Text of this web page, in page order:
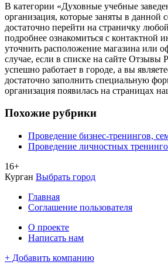
В категории «Духовные учебные
организация, которые заняты в данной
достаточно перейти на страничку
подробнее ознакомиться с контактной
уточнить расположение магазина или
случае, если в списке на сайте
успешно работает в городе, а вы
достаточно заполнить специальную
организация появилась на страницах
Похожие рубрики
Проведение бизнес-тренингов,
Проведение личностных
16+
Курган Выбрать город
Главная
Соглашение пользователя
О проекте
Написать нам
+ Добавить компанию